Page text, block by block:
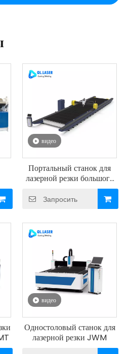
|
видео
Портальный станок для
лазерной резки большого
Запросить
видео
Одностоловый станок для
лазерной резки JWM